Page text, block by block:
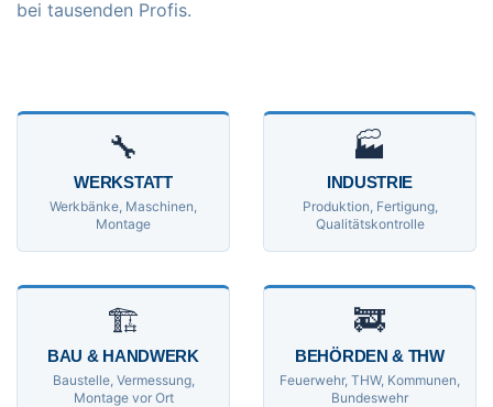
bei tausenden Profis.
🔧
WERKSTATT
Werkbänke, Maschinen,
Montage
🏭
INDUSTRIE
Produktion, Fertigung,
Qualitätskontrolle
🏗
BAU & HANDWERK
Baustelle, Vermessung,
Montage vor Ort
🚒
BEHÖRDEN & THW
Feuerwehr, THW, Kommunen,
Bundeswehr